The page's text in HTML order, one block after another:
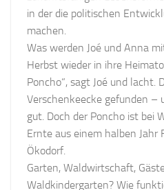
in der die politischen
machen.
Was werden Joé und Anna
Herbst wieder in ihre
Poncho“, sagt Joé und lacht.
Verschenkeecke gefunden
gut. Doch der Poncho ist bei
Ernte aus einem halben Jahr
Ökodorf.
Garten, Waldwirtschaft,
Waldkindergarten? Wie